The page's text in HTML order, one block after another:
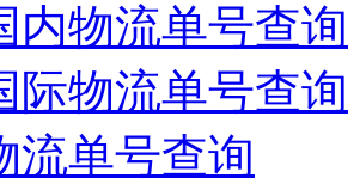
内物流单号查询
际物流单号查询
流单号查询